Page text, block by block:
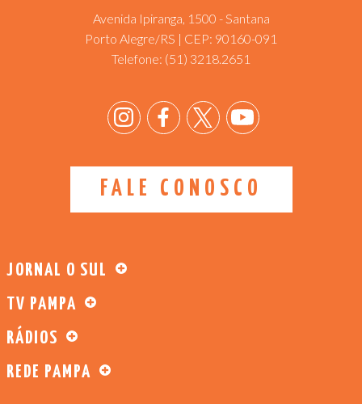
Avenida Ipiranga, 1500 - Santana
Porto Alegre/RS | CEP: 90160-091
Telefone: (51) 3218.2651
FALE CONOSCO
JORNAL O SUL
TV PAMPA
RÁDIOS
REDE PAMPA